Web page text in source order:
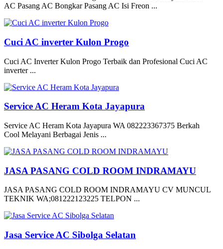
AC Pasang AC Bongkar Pasang AC Isi Freon ...
Cuci AC inverter Kulon Progo
Cuci AC Inverter Kulon Progo Terbaik dan Profesional Cuci AC
inverter ...
Service AC Heram Kota Jayapura
Service AC Heram Kota Jayapura WA 082223367375 Berkah
Cool Melayani Berbagai Jenis ...
JASA PASANG COLD ROOM INDRAMAYU
JASA PASANG COLD ROOM INDRAMAYU CV MUNCUL
TEKNIK WA;081222123225 TELPON ...
Jasa Service AC Sibolga Selatan